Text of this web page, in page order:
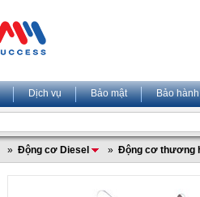
Dịch vụ Bảo mật Bảo hành
» Động cơ Diesel » Động cơ thương